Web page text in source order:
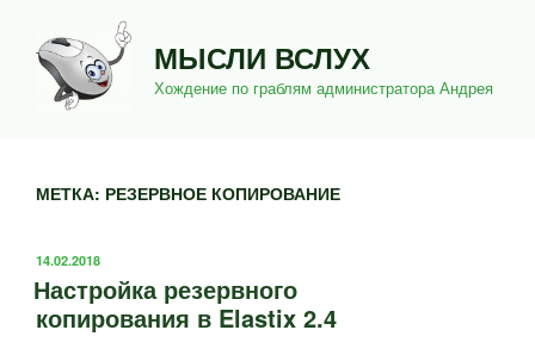
содержимому
МЫСЛИ ВСЛУХ
Хождение по граблям администратора Андрея
МЕТКА: РЕЗЕРВНОЕ КОПИРОВАНИЕ
ОПУБЛИКОВАНО
14.02.2018
Настройка резервного
копирования в Elastix 2.4